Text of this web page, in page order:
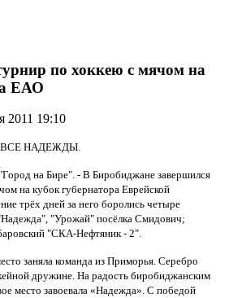
по хоккею с мячом на
ЕАО
2011 19:10
НАДЕЖДЫ.
на Бире". - В Биробиджане завершился
на кубок губернатора Еврейской
трёх дней за него боролись четыре
"Урожай" посёлка Смидович;
"СКА-Нефтяник - 2".
заняла команда из Приморья. Серебро
дружине. На радость биробиджанским
место завоевала «Надежда». С победой